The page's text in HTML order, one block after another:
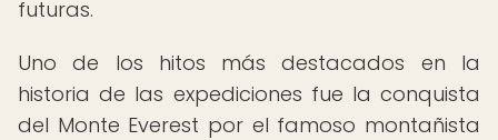
futuras.
Uno de los hitos más destacados en la
historia de las expediciones fue la conquista
del Monte Everest por el famoso montañista